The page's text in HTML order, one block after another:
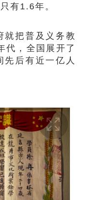
有1.6年。
把普及义务教
代，全国展开了
后有近一亿人